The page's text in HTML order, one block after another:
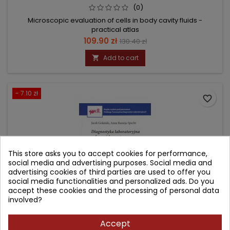
(0)
Microscopic evaluation of cells in body cavity fluids -
practical atlas
Price
109.90 zł Regular
price
130.40 zł
 Add to cart
- 7.10 zł
favorite_border
This store asks you to accept cookies for performance,
social media and advertising purposes. Social media and
advertising cookies of third parties are used to offer you
social media functionalities and personalized ads. Do you
accept these cookies and the processing of personal data
involved?
Accept